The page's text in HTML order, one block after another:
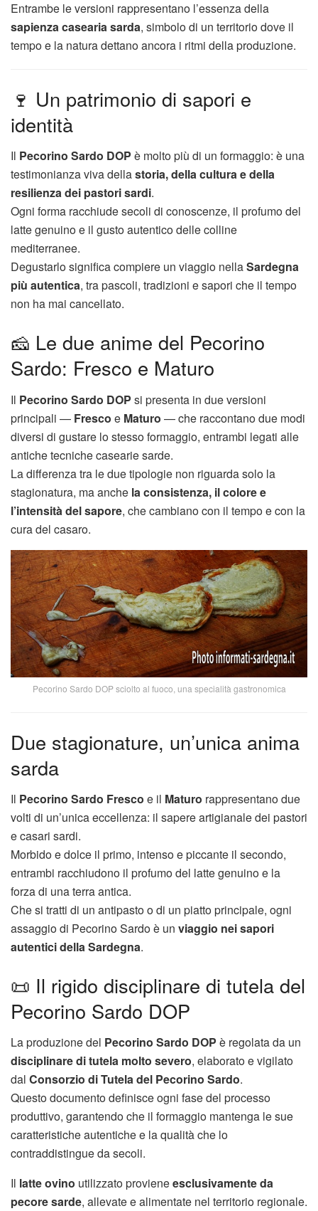
Entrambe le versioni rappresentano l’essenza della
sapienza casearia sarda, simbolo di un territorio dove il
tempo e la natura dettano ancora i ritmi della produzione.
🍷 Un patrimonio di sapori e
identità
Il Pecorino Sardo DOP è molto più di un formaggio: è una
testimonianza viva dellastoria, della cultura e della
resilienza dei pastori sardi.
Ogni forma racchiude secoli di conoscenze, il profumo del
latte genuino e il gusto autentico delle colline
mediterranee.
Degustarlo significa compiere un viaggio nellaSardegna
più autentica, tra pascoli, tradizioni e sapori che il tempo
non ha mai cancellato.
🧀 Le due anime del Pecorino
Sardo: Fresco e Maturo
Il Pecorino Sardo DOP si presenta in due versioni
principali — Fresco e Maturo — che raccontano due modi
diversi di gustare lo stesso formaggio, entrambi legati alle
antiche tecniche casearie sarde.
La differenza tra le due tipologie non riguarda solo la
stagionatura, ma anche la consistenza, il colore e
l’intensità del sapore, che cambiano con il tempo e con la
cura del casaro.
Pecorino Sardo DOP sciolto al fuoco, una specialità gastronomica
Due stagionature, un’unica anima
sarda
Il Pecorino Sardo Fresco e il Maturo rappresentano due
volti di un’unica eccellenza: il sapere artigianale dei pastori
e casari sardi.
Morbido e dolce il primo, intenso e piccante il secondo,
entrambi racchiudono il profumo del latte genuino e la
forza di una terra antica.
Che si tratti di un antipasto o di un piatto principale, ogni
assaggio di Pecorino Sardo è un viaggio nei sapori
autentici della Sardegna.
📜 Il rigido disciplinare di tutela del
Pecorino Sardo DOP
La produzione del Pecorino Sardo DOP è regolata da un
disciplinare di tutela molto severo, elaborato e vigilato
dal Consorzio di Tutela del Pecorino Sardo.
Questo documento definisce ogni fase del processo
produttivo, garantendo che il formaggio mantenga le sue
caratteristiche autentiche e la qualità che lo
contraddistingue da secoli.
Il latte ovino utilizzato provieneesclusivamente da
pecore sarde, allevate e alimentate nel territorio regionale.